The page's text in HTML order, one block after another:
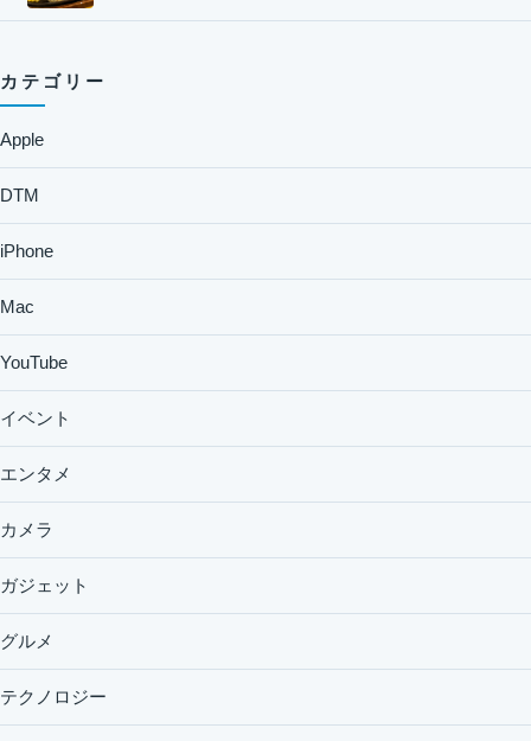
カテゴリー
Apple
DTM
iPhone
Mac
YouTube
イベント
エンタメ
カメラ
ガジェット
グルメ
テクノロジー